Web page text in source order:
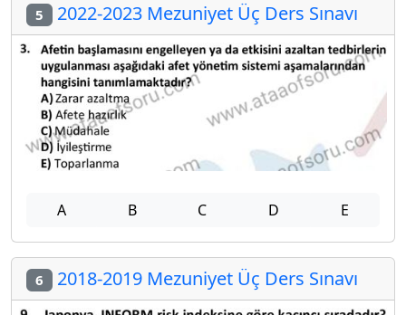
5 2022-2023 Mezuniyet Üç Ders Sınavı
A B C D E
6 2018-2019 Mezuniyet Üç Ders Sınavı